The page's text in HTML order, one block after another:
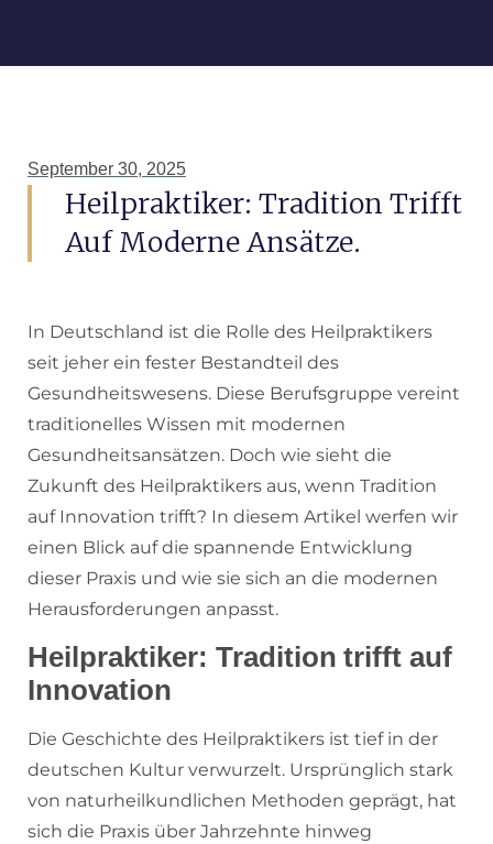
September 30, 2025
Heilpraktiker: Tradition Trifft
Auf Moderne Ansätze.
In Deutschland ist die Rolle des Heilpraktikers
seit jeher ein fester Bestandteil des
Gesundheitswesens. Diese Berufsgruppe vereint
traditionelles Wissen mit modernen
Gesundheitsansätzen. Doch wie sieht die
Zukunft des Heilpraktikers aus, wenn Tradition
auf Innovation trifft? In diesem Artikel werfen wir
einen Blick auf die spannende Entwicklung
dieser Praxis und wie sie sich an die modernen
Herausforderungen anpasst.
Heilpraktiker: Tradition trifft auf
Innovation
Die Geschichte des Heilpraktikers ist tief in der
deutschen Kultur verwurzelt. Ursprünglich stark
von naturheilkundlichen Methoden geprägt, hat
sich die Praxis über Jahrzehnte hinweg